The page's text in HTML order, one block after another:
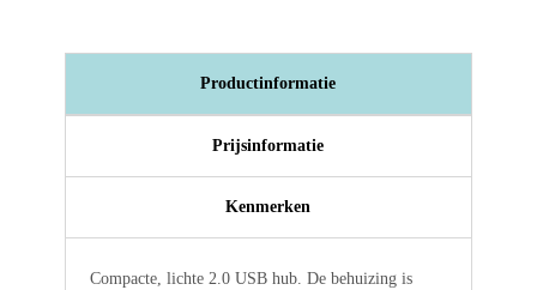
Productinformatie
Prijsinformatie
Kenmerken
Compacte, lichte 2.0 USB hub. De behuizing is